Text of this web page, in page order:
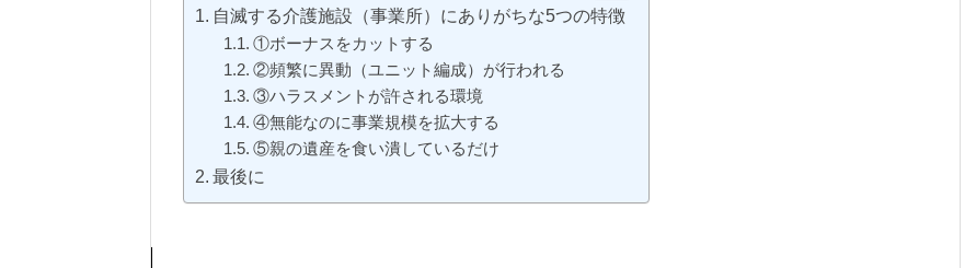
自滅する介護施設（事業所）にありがちな5つの特徴
①ボーナスをカットする
②頻繁に異動（ユニット編成）が行われる
③ハラスメントが許される環境
④無能なのに事業規模を拡大する
⑤親の遺産を食い潰しているだけ
最後に